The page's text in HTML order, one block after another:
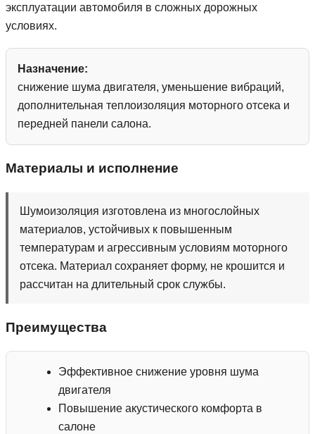
эксплуатации автомобиля в сложных дорожных
условиях.
Назначение:
снижение шума двигателя, уменьшение вибраций,
дополнительная теплоизоляция моторного отсека и
передней панели салона.
Материалы и исполнение
Шумоизоляция изготовлена из многослойных
материалов, устойчивых к повышенным
температурам и агрессивным условиям моторного
отсека. Материал сохраняет форму, не крошится и
рассчитан на длительный срок службы.
Преимущества
Эффективное снижение уровня шума
двигателя
Повышение акустического комфорта в
салоне